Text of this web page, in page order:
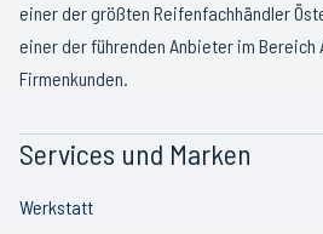
einer der größten Reifenfachhändler
einer der führenden Anbieter im
Firmenkunden.
Services und Marken
Werkstatt